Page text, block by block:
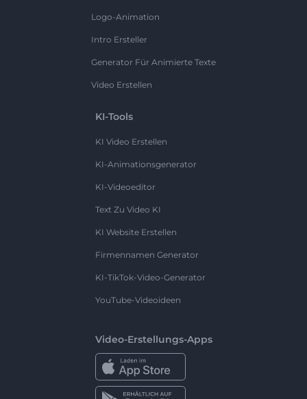
Logo-Animation
Intro Ersteller
Generator Für Animierte Texte
Video Erstellen
KI-Tools
KI Video Erstellen
KI-Animationsgenerator
KI-Videoeditor
Text Zu Video KI
KI Website Erstellen
Firmennamen Generator
KI-TikTok-Video-Generator
YouTube-Videoideen
Video-Erstellungs-Apps